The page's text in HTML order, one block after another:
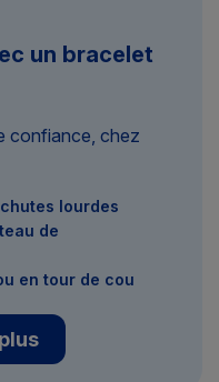
un bracelet
confiance, chez
lourdes
de
en tour de cou